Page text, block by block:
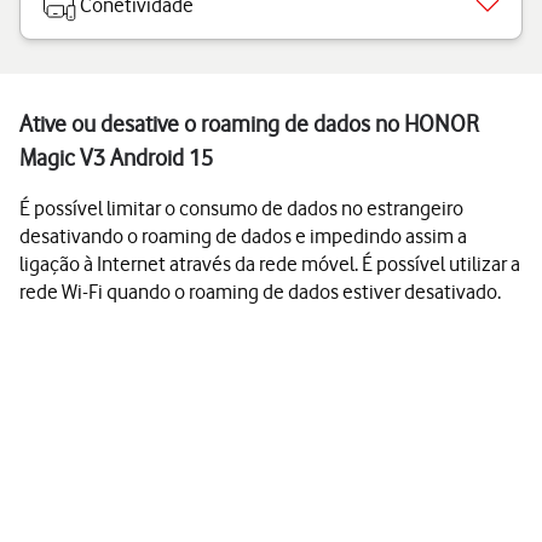
Conetividade
Ative ou desative o roaming de dados no HONOR
Magic V3 Android 15
É possível limitar o consumo de dados no estrangeiro
desativando o roaming de dados e impedindo assim a
ligação à Internet através da rede móvel. É possível utilizar a
rede Wi-Fi quando o roaming de dados estiver desativado.